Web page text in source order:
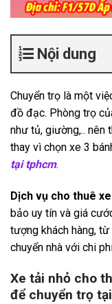
Nội dung
Chuyển trọ là một
đồ đạc. Phòng trọ
như tủ, giường,.. nên
thay vì chọn xe 3
tại tphcm.
Dịch vụ cho thuê
bảo uy tín và giá
tượng khách hàng, từ
chuyển nhà với chi
Xe tải nhỏ cho
để chuyển trọ